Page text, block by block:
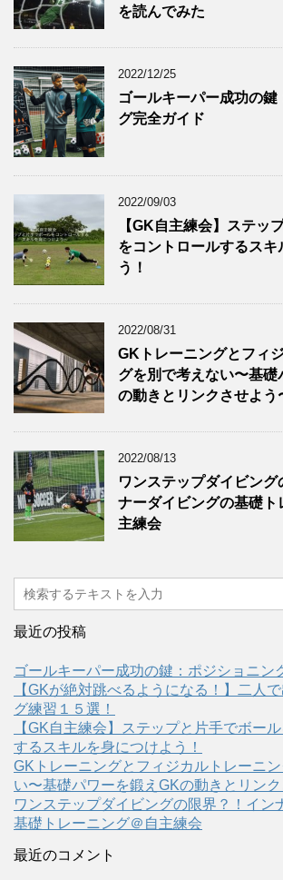
を読んでみた
2022/12/25
ゴールキーパー成功の鍵
グ完全ガイド
2022/09/03
【GK自主練会】ステッ
をコントロールするスキ
う！
2022/08/31
GKトレーニングとフィ
グを別で考えない〜基礎
の動きとリンクさせよう
2022/08/13
ワンステップダイビング
ナーダイビングの基礎ト
主練会
最近の投稿
ゴールキーパー成功の鍵：ポジショニン
【GKが絶対跳べるようになる！】二人
グ練習１５選！
【GK自主練会】ステップと片手でボー
するスキルを身につけよう！
GKトレーニングとフィジカルトレーニ
い〜基礎パワーを鍛えGKの動きとリン
ワンステップダイビングの限界？！イン
基礎トレーニング＠自主練会
最近のコメント